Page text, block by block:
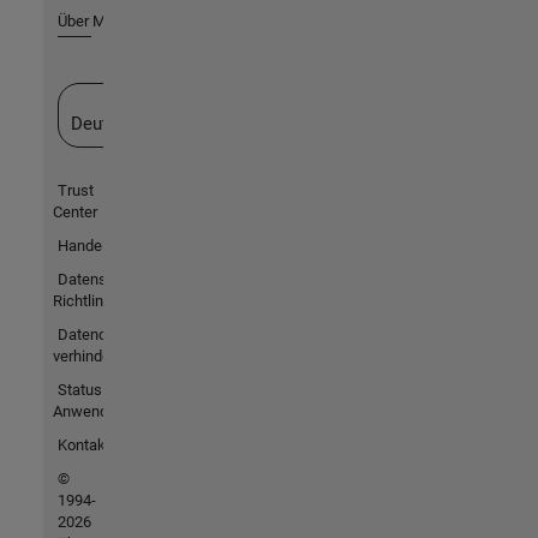
Über MathWorks
Deutschland
Trust
Center
Handelsmarken
Datenschutz-
Richtlinien
Datendiebstahl
verhindern
Status von
Anwendungen
Kontakt
©
1994-
2026